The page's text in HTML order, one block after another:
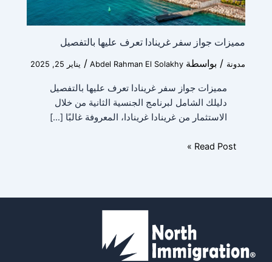
مميزات جواز سفر غرينادا تعرف عليها بالتفصيل
مدونة / بواسطة Abdel Rahman El Solakhy
/ يناير 25, 2025
مميزات جواز سفر غرينادا تعرف عليها بالتفصيل
دليلك الشامل لبرنامج الجنسية الثانية من خلال
الاستثمار من غرينادا غرينادا، المعروفة غالبًا […]
Read Post »